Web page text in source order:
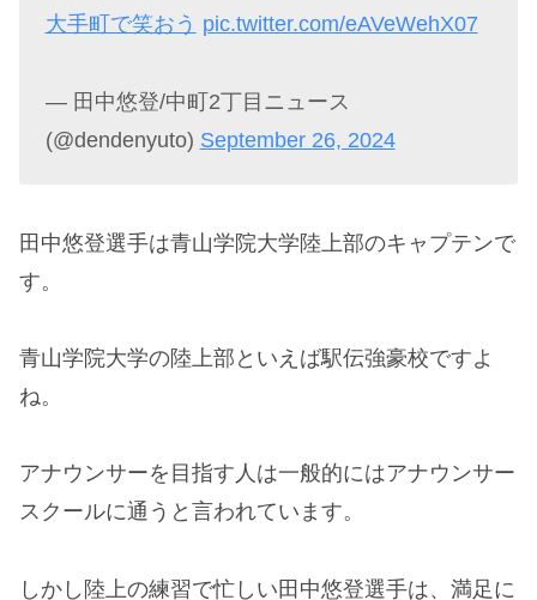
大手町で笑おう pic.twitter.com/eAVeWehX07
— 田中悠登/中町2丁目ニュース
(@dendenyuto) September 26, 2024
田中悠登選手は青山学院大学陸上部のキャプテンで
す。
青山学院大学の陸上部といえば駅伝強豪校ですよ
ね。
アナウンサーを目指す人は一般的にはアナウンサー
スクールに通うと言われています。
しかし陸上の練習で忙しい田中悠登選手は、満足に